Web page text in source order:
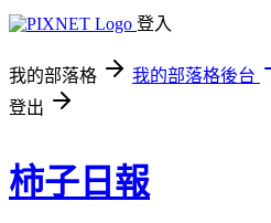
登入
我的部落格 我的部落格後台
登出
柿子日報